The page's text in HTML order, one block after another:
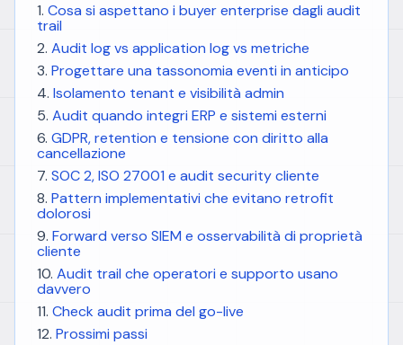
Cosa si aspettano i buyer enterprise dagli audit
trail
Audit log vs application log vs metriche
Progettare una tassonomia eventi in anticipo
Isolamento tenant e visibilità admin
Audit quando integri ERP e sistemi esterni
GDPR, retention e tensione con diritto alla
cancellazione
SOC 2, ISO 27001 e audit security cliente
Pattern implementativi che evitano retrofit
dolorosi
Forward verso SIEM e osservabilità di proprietà
cliente
Audit trail che operatori e supporto usano
davvero
Check audit prima del go-live
Prossimi passi